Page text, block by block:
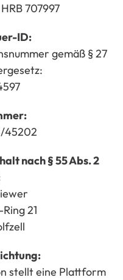
707997
ID:
gemäß § 27
45202
nach § 55 Abs. 2
21
stellt eine Plattform